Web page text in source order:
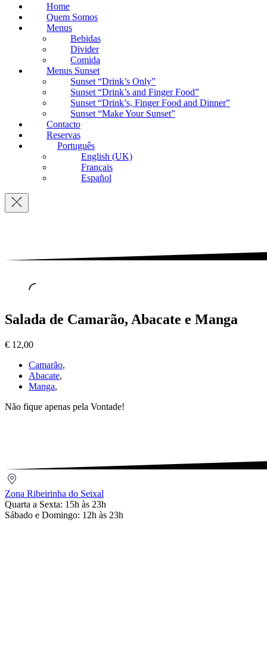
Home
Quem Somos
Menus
Bebidas
Divider
Comida
Menus Sunset
Sunset “Drink’s Only”
Sunset “Drink’s and Finger Food”
Sunset “Drink’s, Finger Food and Dinner”
Sunset “Make Your Sunset”
Contacto
Reservas
Português
English (UK)
Français
Español
Navigation
de
Camarão,
Abacate
e
Manga
12,00
Salada de Camarão, Abacate e Manga
€ 12,00
Camarão,
Abacate,
Manga,
Não fique apenas pela Vontade!
do
Seixal
Zona Ribeirinha do Seixal
Quarta a Sexta: 15h às 23h
Sábado e Domingo: 12h às 23h